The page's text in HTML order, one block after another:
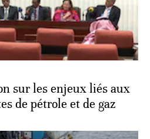
sur les enjeux liés aux
de pétrole et de gaz